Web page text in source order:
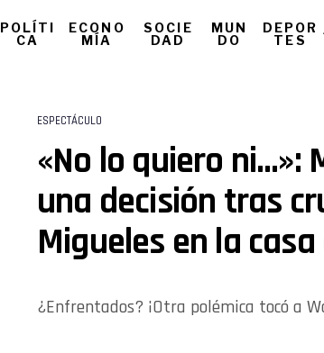
POLÍTI
CA
ECONO
MÍA
SOCIE
DAD
MUN
DO
DEPOR
TES
ESPECTÁCULO
«No lo quiero ni…»:
una decisión tras
Migueles en la
¿Enfrentados? ¡Otra polémica tocó a